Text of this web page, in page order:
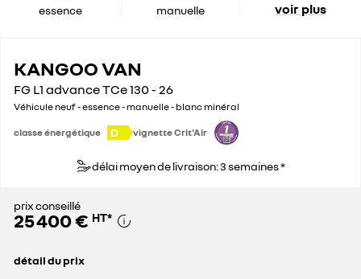
essence manuelle voir plus
KANGOO VAN
FG L1 advance TCe 130 - 26
Véhicule neuf - essence - manuelle - blanc minéral
classe énergétique D vignette Crit'Air
délai moyen de livraison: 3 semaines *
prix conseillé
25 400 € HT*
détail du prix